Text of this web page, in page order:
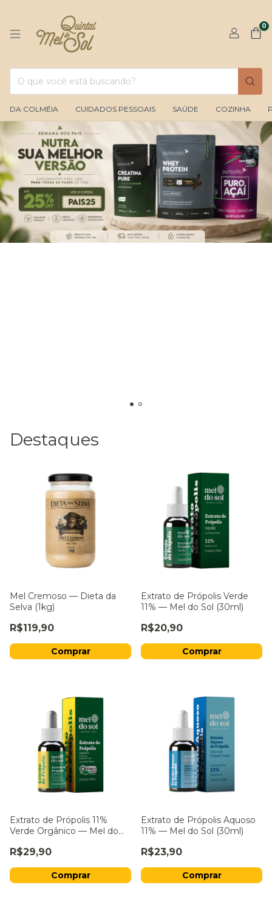
0
DA COLMÉIA CUIDADOS PESSOAIS SAÚDE COZINHA
Destaques
Mel Cremoso — Dieta da
Selva (1kg)
R$119,90
Extrato de Própolis Verde
11% — Mel do Sol (30ml)
R$20,90
Extrato de Própolis 11%
Verde Orgânico — Mel do
R$29,90
Extrato de Própolis Aquoso
11% — Mel do Sol (30ml)
R$23,90